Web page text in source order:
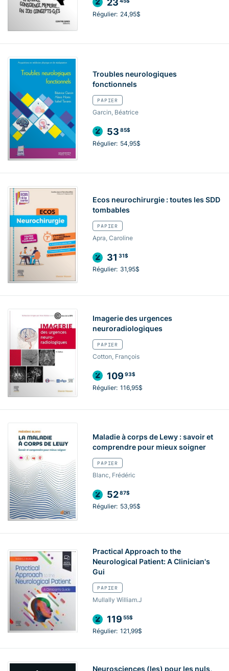
Régulier: 24,95$
Troubles neurologiques
fonctionnels
PAPIER
Garcin, Béatrice
53 85$
Régulier: 54,95$
Ecos neurochirurgie : toutes les SDD
tombables
PAPIER
Apra, Caroline
31 31$
Régulier: 31,95$
Imagerie des urgences
neuroradiologiques
PAPIER
Cotton, François
109 93$
Régulier: 116,95$
Maladie à corps de Lewy : savoir et
comprendre pour mieux soigner
PAPIER
Blanc, Frédéric
5287$
Régulier: 53,95$
Practical Approach to the
Neurological Patient: A Clinician's
Gui
PAPIER
Mullally William.J
119 55$
Régulier: 121,99$
Neurosciences (les) pour les nuls,